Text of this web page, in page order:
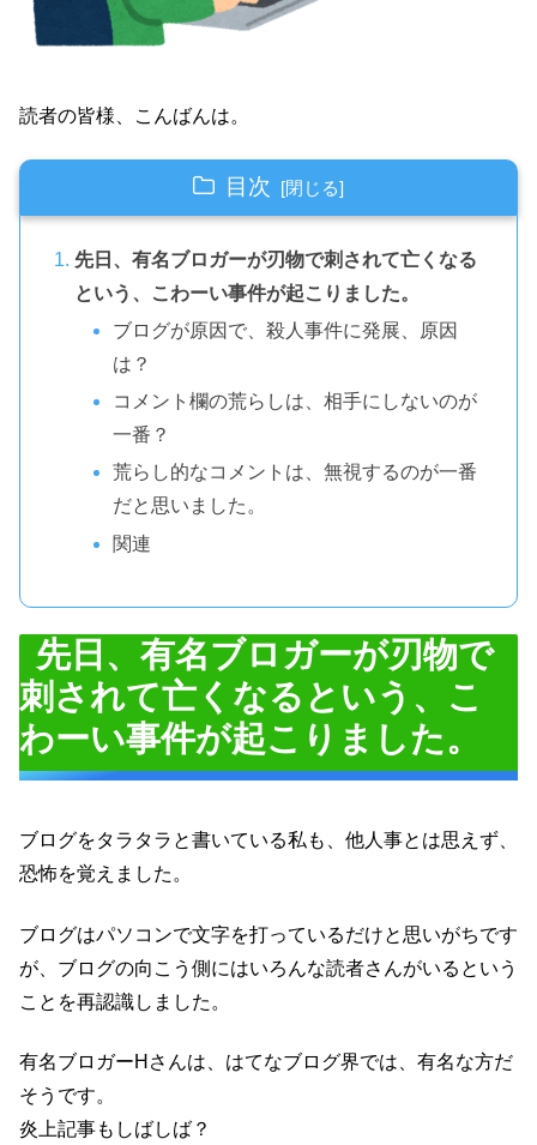
読者の皆様、こんばんは。
目次
先日、有名ブロガーが刃物で刺されて亡くなる
という、こわーい事件が起こりました。
ブログが原因で、殺人事件に発展、原因
は？
コメント欄の荒らしは、相手にしないのが
一番？
荒らし的なコメントは、無視するのが一番
だと思いました。
関連
先日、有名ブロガーが刃物で
刺されて亡くなるという、こ
わーい事件が起こりました。
ブログをタラタラと書いている私も、他人事とは思えず、
恐怖を覚えました。
ブログはパソコンで文字を打っているだけと思いがちです
が、ブログの向こう側にはいろんな読者さんがいるという
ことを再認識しました。
有名ブロガーHさんは、はてなブログ界では、有名な方だ
そうです。
炎上記事もしばしば？